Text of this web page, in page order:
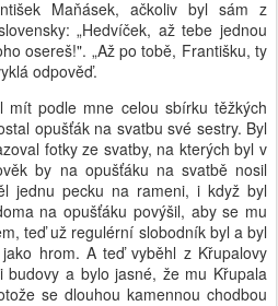
Maňásek, ačkoliv byl sám z
„Hedvíček, až tebe jednou
osereš!". „Až po tobě, Františku, ty
odpověď.
mít podle mne celou sbírku těžkých
opušťák na svatbu své sestry. Byl
fotky ze svatby, na kterých byl v
by na opušťáku na svatbě nosil
jednu pecku na rameni, i když byl
na opušťáku povýšil, aby se mu
teď už regulérní slobodník byl a byl
hrom. A teď vyběhl z Křupalovy
budovy a bylo jasné, že mu Křupala
se dlouhou kamennou chodbou